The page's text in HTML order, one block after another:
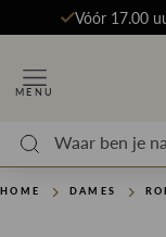
Vóór 17.00
MENU
HOME DAMES